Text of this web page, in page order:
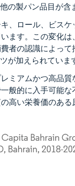
の製パン品目が含
、ロール、ビス
ます。この変化
者の認識によっ
が加えられていま
ミアムかつ高品
般的に入手可能
高い栄養価のあ